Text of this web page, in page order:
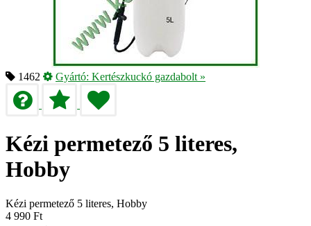
1462 Gyártó: Kertészkuckó gazdabolt »
Kézi permetező 5 literes,
Hobby
Kézi permetező 5 literes, Hobby
4 990 Ft